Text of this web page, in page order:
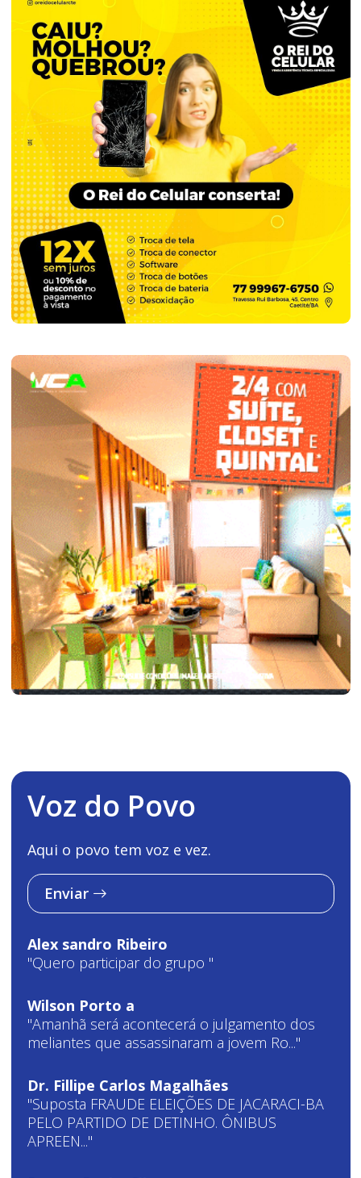
Voz do Povo
Aqui o povo tem voz e vez.
Enviar
Alex sandro Ribeiro
"Quero participar do grupo "
Wilson Porto a
"Amanhã será acontecerá o julgamento dos
meliantes que assassinaram a jovem Ro..."
Dr. Fillipe Carlos Magalhães
"Suposta FRAUDE ELEIÇÕES DE JACARACI-BA
PELO PARTIDO DE DETINHO. ÔNIBUS
APREEN..."